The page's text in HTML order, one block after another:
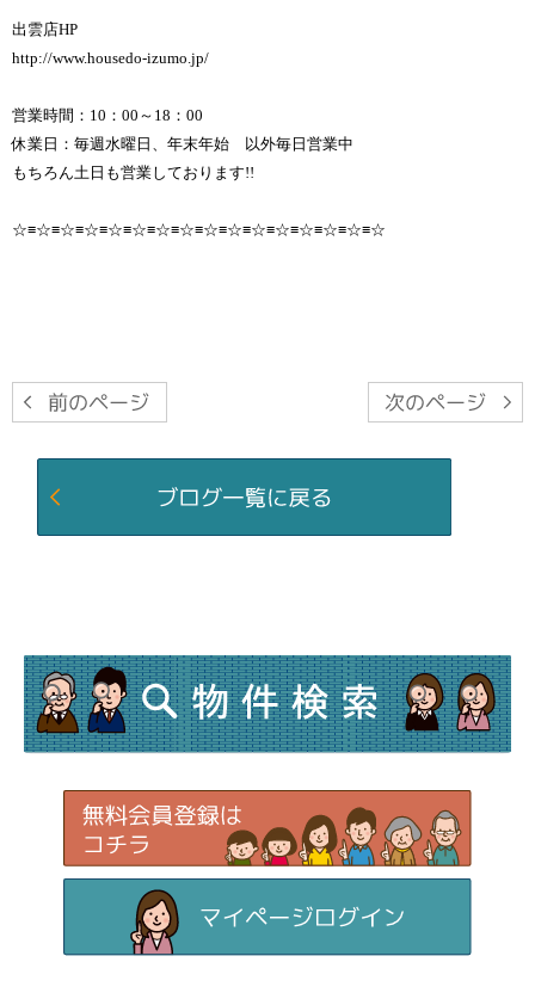
出雲店HP
http://www.housedo-izumo.jp/
営業時間：10：00～18：00
休業日：毎週水曜日、年末年始 以外毎日営業中
もちろん土日も営業しております!!
☆≡☆≡☆≡☆≡☆≡☆≡☆≡☆≡☆≡☆≡☆≡☆≡☆≡☆≡☆≡☆